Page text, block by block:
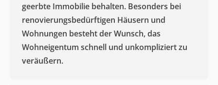
geerbte Immobilie behalten. Besonders bei
renovierungsbedürftigen Häusern und
Wohnungen besteht der Wunsch, das
Wohneigentum schnell und unkompliziert zu
veräußern. ​